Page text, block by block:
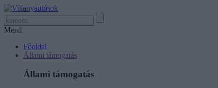
Menü
Főoldal
Állami támogatás
Állami támogatás